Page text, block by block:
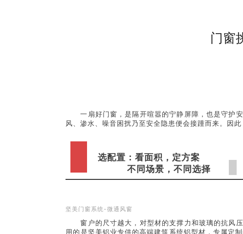
门窗
一扇好门窗，是隔开喧嚣的宁静屏障，也是守护
风、渗水、噪音困扰乃至安全隐患便会接踵而来。因
选配置：看面积，定方案
不同场景，不同选择
坚美门窗系统-微通风窗
窗户的尺寸越大，对型材的支撑力和玻璃的抗风
用的是坚美铝业专供的高端建筑系统铝型材，专属定